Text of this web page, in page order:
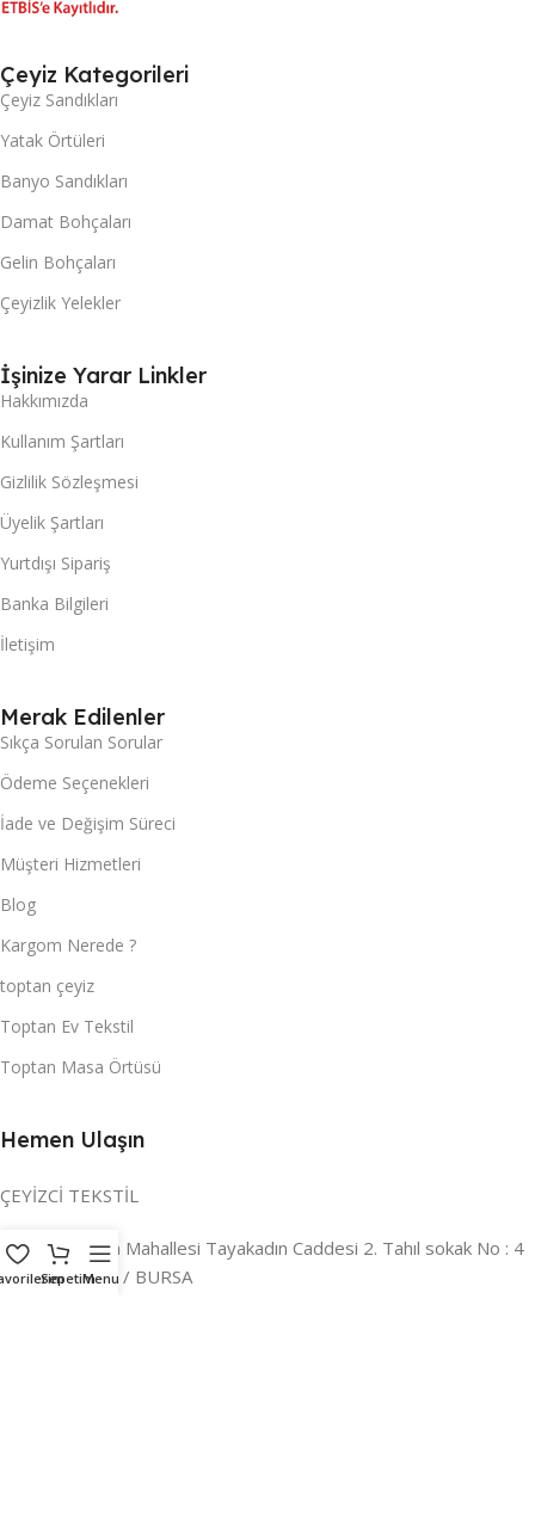
Çeyiz Kategorileri
Çeyiz Sandıkları
Yatak Örtüleri
Banyo Sandıkları
Damat Bohçaları
Gelin Bohçaları
Çeyizlik Yelekler
İşinize Yarar Linkler
Hakkımızda
Kullanım Şartları
Gizlilik Sözleşmesi
Üyelik Şartları
Yurtdışı Sipariş
Banka Bilgileri
İletişim
Merak Edilenler
Sıkça Sorulan Sorular
Ödeme Seçenekleri
İade ve Değişim Süreci
Müşteri Hizmetleri
Blog
Kargom Nerede ?
toptan çeyiz
Toptan Ev Tekstil
Toptan Masa Örtüsü
Hemen Ulaşın
ÇEYİZCİ TEKSTİL
Adres:Reyhan Mahallesi Tayakadın Caddesi 2. Tahıl sokak No : 4
/ a Osmangazi / BURSA
SepetimMenu